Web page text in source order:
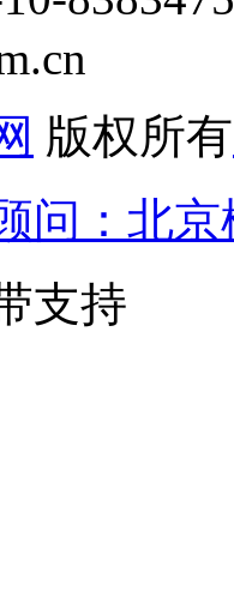
版权所有
问：北
支持